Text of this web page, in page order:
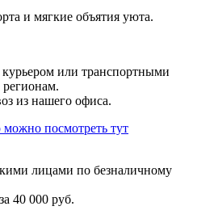
и мягкие объятия уюта.
курьером или транспортными
из нашего офиса.
посмотреть тут
лицами по безналичному
40 000 руб.